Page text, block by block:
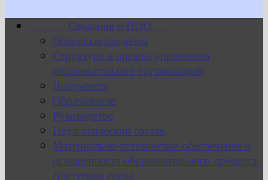
Сведения о ПОО
Основные сведения
Структура и органы управления
образовательной организацией
Документы
Образование
Руководство
Педагогический состав
Материально-техническое обеспечение и
оснащенность образовательного процесса.
Доступная среда